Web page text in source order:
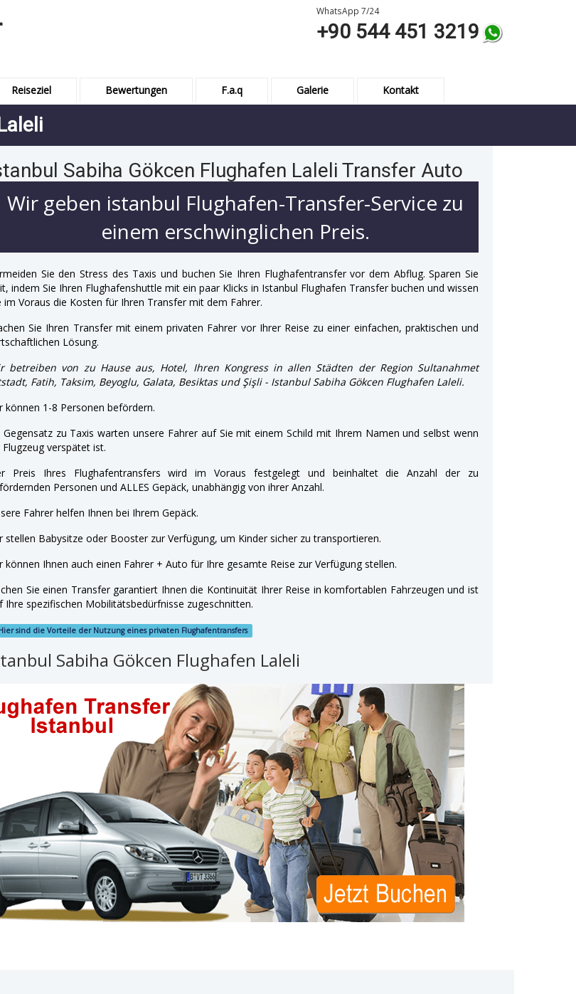
WhatsApp 7/24
+90 544 451 3219
Reiseziel Bewertungen F.a.q Galerie Kontakt
Sabiha Gökcen Flughafen Laleli Transfer Auto
Wir geben istanbul Flughafen-Transfer-Service zu
einem erschwinglichen Preis.
Sie den Stress des Taxis und buchen Sie Ihren Flughafentransfer vor dem Abflug. Sparen Sie
indem Sie Ihren Flughafenshuttle mit ein paar Klicks in Istanbul Flughafen Transfer buchen und wissen
im Voraus die Kosten für Ihren Transfer mit dem Fahrer.
Sie Ihren Transfer mit einem privaten Fahrer vor Ihrer Reise zu einer einfachen, praktischen und
Lösung.
betreiben von zu Hause aus, Hotel, Ihren Kongress in allen Städten der Region Sultanahmet
Fatih, Taksim, Beyoglu, Galata, Besiktas und Şişli - Istanbul Sabiha Gökcen Flughafen Laleli.
können 1-8 Personen befördern.
Gegensatz zu Taxis warten unsere Fahrer auf Sie mit einem Schild mit Ihrem Namen und selbst wenn
Flugzeug verspätet ist.
Preis Ihres Flughafentransfers wird im Voraus festgelegt und beinhaltet die Anzahl der zu
Personen und ALLES Gepäck, unabhängig von ihrer Anzahl.
Fahrer helfen Ihnen bei Ihrem Gepäck.
stellen Babysitze oder Booster zur Verfügung, um Kinder sicher zu transportieren.
können Ihnen auch einen Fahrer + Auto für Ihre gesamte Reise zur Verfügung stellen.
Sie einen Transfer garantiert Ihnen die Kontinuität Ihrer Reise in komfortablen Fahrzeugen und ist
Ihre spezifischen Mobilitätsbedürfnisse zugeschnitten.
sind die Vorteile der Nutzung eines privaten Flughafentransfers
Sabiha Gökcen Flughafen Laleli